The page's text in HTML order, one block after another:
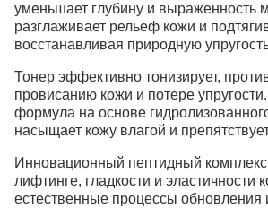
уменьшает глубину и выраженность
разглаживает рельеф кожи и
восстанавливая природную
Тонер эффективно тонизирует,
провисанию кожи и потере
формула на основе
насыщает кожу влагой и
Инновационный пептидный комплекс
лифтинге, гладкости и эластичности
естественные процессы